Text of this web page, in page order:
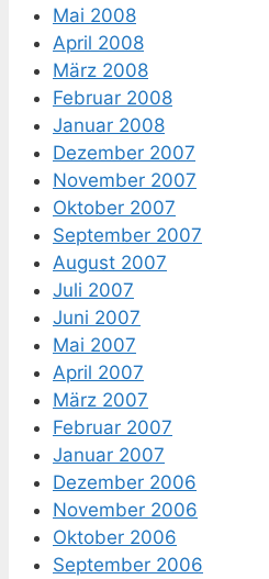
Mai 2008
April 2008
März 2008
Februar 2008
Januar 2008
Dezember 2007
November 2007
Oktober 2007
September 2007
August 2007
Juli 2007
Juni 2007
Mai 2007
April 2007
März 2007
Februar 2007
Januar 2007
Dezember 2006
November 2006
Oktober 2006
September 2006